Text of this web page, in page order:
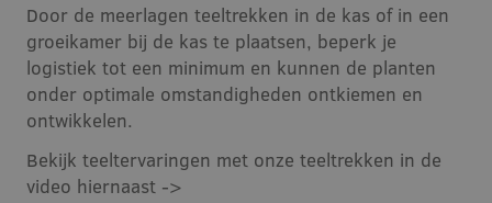
Door de meerlagen teeltrekken in de kas of in een
groeikamer bij de kas te plaatsen, beperk je
logistiek tot een minimum en kunnen de planten
onder optimale omstandigheden ontkiemen en
ontwikkelen.
Bekijk teeltervaringen met onze teeltrekken in de
video hiernaast ->